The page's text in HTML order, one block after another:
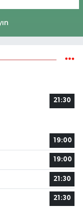
21:30
19:00
19:00
21:30
21:30